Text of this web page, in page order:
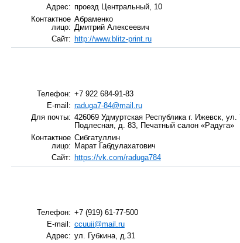
Адрес: проезд Центральный, 10
Контактное
лицо:
Абраменко
Дмитрий Алексеевич
Сайт:
http://www.blitz-print.ru
Телефон: +7 922 684-91-83
E-mail: raduga7-84@mail.ru
Для почты: 426069 Удмуртская Республика г. Ижевск, ул.
Подлесная, д. 83, Печатный салон «Радуга»
Контактное
лицо:
Сибгатуллин
Марат Габдулахатович
Сайт:
https://vk.com/raduga784
Телефон: +7 (919) 61-77-500
E-mail: ccuuii@mail.ru
Адрес: ул. Губкина, д.31